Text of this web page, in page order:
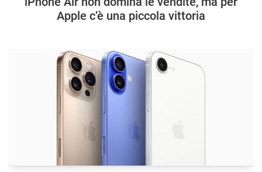
Apple c’è una piccola vittoria